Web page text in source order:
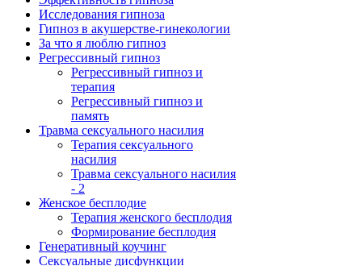
Исследования гипноза
Гипноз в акушерстве-гинекологии
За что я люблю гипноз
Регрессивный гипноз
Регрессивный гипноз и
терапия
Регрессивный гипноз и
память
Травма сексуального насилия
Терапия сексуального
насилия
Травма сексуального насилия
- 2
Женское бесплодие
Терапия женского бесплодия
Формирование бесплодия
Генеративный коучинг
Сексуальные дисфункции